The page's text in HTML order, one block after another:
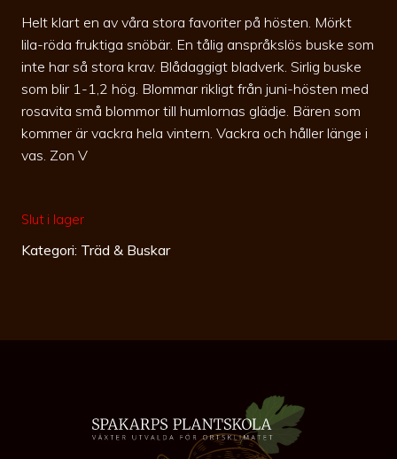
Helt klart en av våra stora favoriter på hösten. Mörkt
lila-röda fruktiga snöbär. En tålig anspråkslös buske som
inte har så stora krav. Blådaggigt bladverk. Sirlig buske
som blir 1-1,2 hög. Blommar rikligt från juni-hösten med
rosavita små blommor till humlornas glädje. Bären som
kommer är vackra hela vintern. Vackra och håller länge i
vas. Zon V
Slut i lager
Kategori: Träd & Buskar